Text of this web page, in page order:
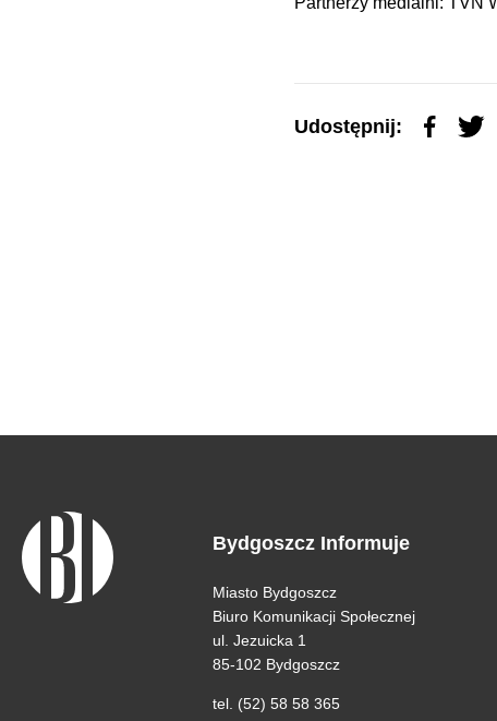
Udostępnij:
Bydgoszcz Informuje
Miasto Bydgoszcz
Biuro Komunikacji Społecznej
ul. Jezuicka 1
85-102 Bydgoszcz
tel. (52) 58 58 365